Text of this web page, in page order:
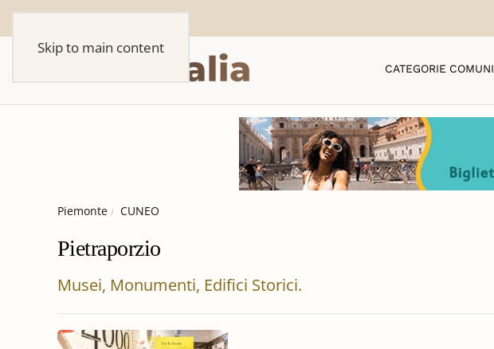
Skip to main content
CATEGORIE COMUNI
Piemonte CUNEO
Pietraporzio
Musei, Monumenti, Edifici Storici.